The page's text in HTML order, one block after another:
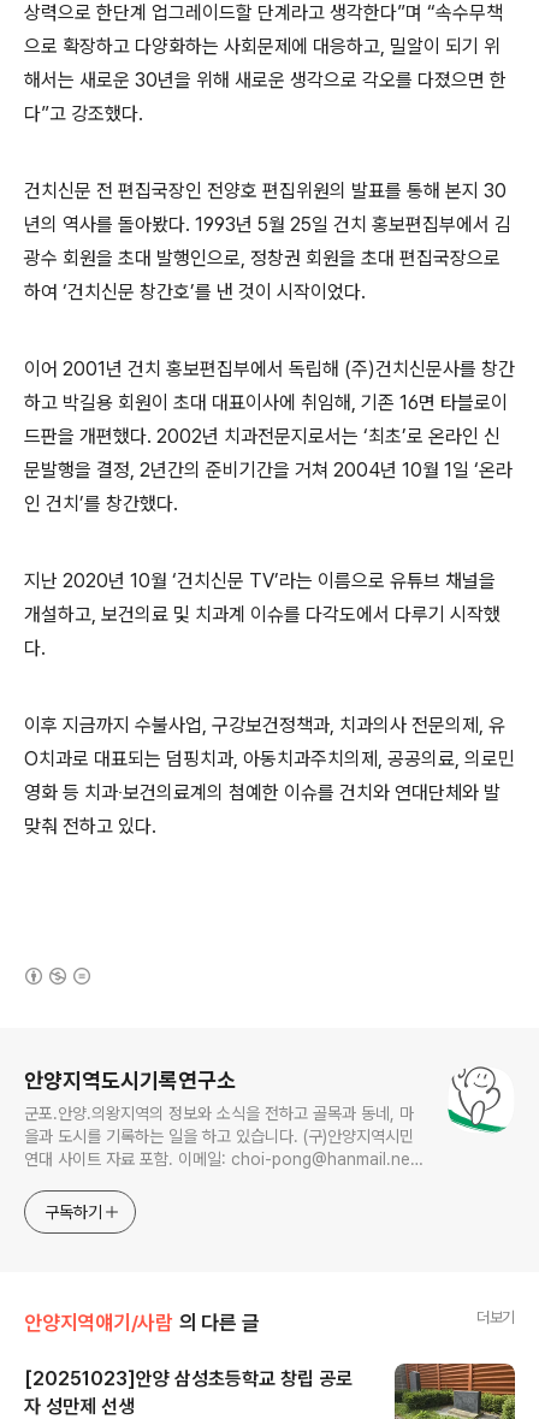
상력으로 한단계 업그레이드할 단계라고 생각한다”며 “속수무책
으로 확장하고 다양화하는 사회문제에 대응하고, 밀알이 되기 위
해서는 새로운 30년을 위해 새로운 생각으로 각오를 다졌으면 한
다”고 강조했다.
건치신문 전 편집국장인 전양호 편집위원의 발표를 통해 본지 30
년의 역사를 돌아봤다. 1993년 5월 25일 건치 홍보편집부에서 김
광수 회원을 초대 발행인으로, 정창권 회원을 초대 편집국장으로
하여 ‘건치신문 창간호’를 낸 것이 시작이었다.
이어 2001년 건치 홍보편집부에서 독립해 (주)건치신문사를 창간
하고 박길용 회원이 초대 대표이사에 취임해, 기존 16면 타블로이
드판을 개편했다. 2002년 치과전문지로서는 ‘최초’로 온라인 신
문발행을 결정, 2년간의 준비기간을 거쳐 2004년 10월 1일 ‘온라
인 건치 ’를 창간했다.
지난 2020년 10월 ‘건치신문 TV’라는 이름으로 유튜브 채널을
개설하고, 보건의료 및 치과계 이슈를 다각도에서 다루기 시작했
다.
이후 지금까지 수불사업, 구강보건정책과, 치과의사 전문의제 , 유
O치과로 대표되는 덤핑치과, 아동치과주치의제 , 공공의료, 의로민
영화 등 치과‧보건의료계의 첨예한 이슈를 건치와 연대단체와 발
맞춰 전하고 있다.
안양지역도시기록연구소
군포.안양.의왕지역의 정보와 소식을 전하고 골목과 동네, 마
을과 도시를 기록하는 일을 하고 있습니다. (구)안양지역시민
연대 사이트 자료 포함. 이메일: choi-pong@hanmail.net
구독하기
안양지역얘기/사람 의 다른 글 더보기
[20251023]안양 삼성초등학교 창립 공로
자 성만제 선생